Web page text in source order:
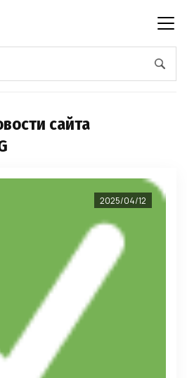
сайта
2025/04/12